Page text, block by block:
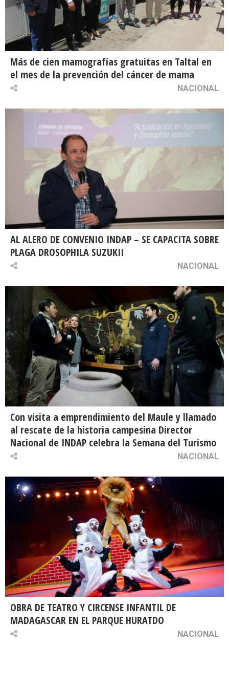
Más de cien mamografías gratuitas en Taltal en
el mes de la prevención del cáncer de mama
NACIONAL
AL ALERO DE CONVENIO INDAP – SE CAPACITA SOBRE
PLAGA DROSOPHILA SUZUKII
NACIONAL
Con visita a emprendimiento del Maule y llamado
al rescate de la historia campesina Director
Nacional de INDAP celebra la Semana del Turismo
NACIONAL
OBRA DE TEATRO Y CIRCENSE INFANTIL DE
MADAGASCAR EN EL PARQUE HURATDO
NACIONAL